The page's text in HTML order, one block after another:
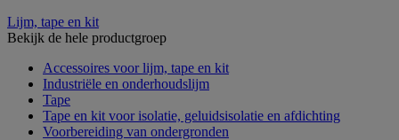
Lijm, tape en kit
Bekijk de hele productgroep
Accessoires voor lijm, tape en kit
Industriële en onderhoudslijm
Tape
Tape en kit voor isolatie, geluidsisolatie en afdichting
Voorbereiding van ondergronden